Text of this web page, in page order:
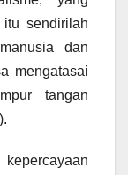
itu sendirilah
dan
mengatasai
tangan